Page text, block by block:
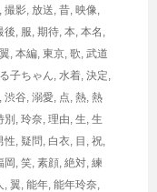
, 撮影, 放送, 昔, 映像,
後, 服, 期待, 本, 本名 ,
, 本編, 東京, 歌, 武道
子ちゃん, 水着, 決定,
, 渋谷, 溺愛, 点, 熱, 熱
別 , 玲奈, 理由, 生, 生
性, 疑問, 白衣, 目 , 祝,
岡 , 笑, 素顔, 絶対, 練
, 翼, 能年, 能年玲奈,